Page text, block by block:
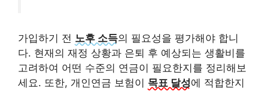
가입하기 전 노후 소득의 필요성을 평가해야 합니
다. 현재의 재정 상황과 은퇴 후 예상되는 생활비를
고려하여 어떤 수준의 연금이 필요한지를 정리해보
세요. 또한, 개인연금 보험이 목표 달성에 적합한지